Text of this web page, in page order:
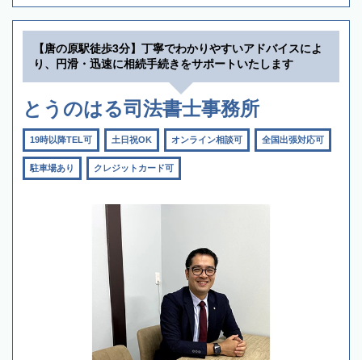
【唐の原駅徒歩3分】丁寧でわかりやすいアドバイスによ
り、円滑・迅速に相続手続きをサポートいたします
とうのはる司法書士事務所
19時以降TEL可 土日祝OK オンライン相談可 全国出張対応可
駐車場あり クレジットカード可